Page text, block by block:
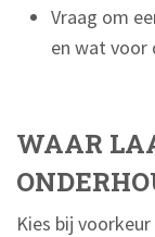
Vraag om
en wat voor
WAAR
Kies bij